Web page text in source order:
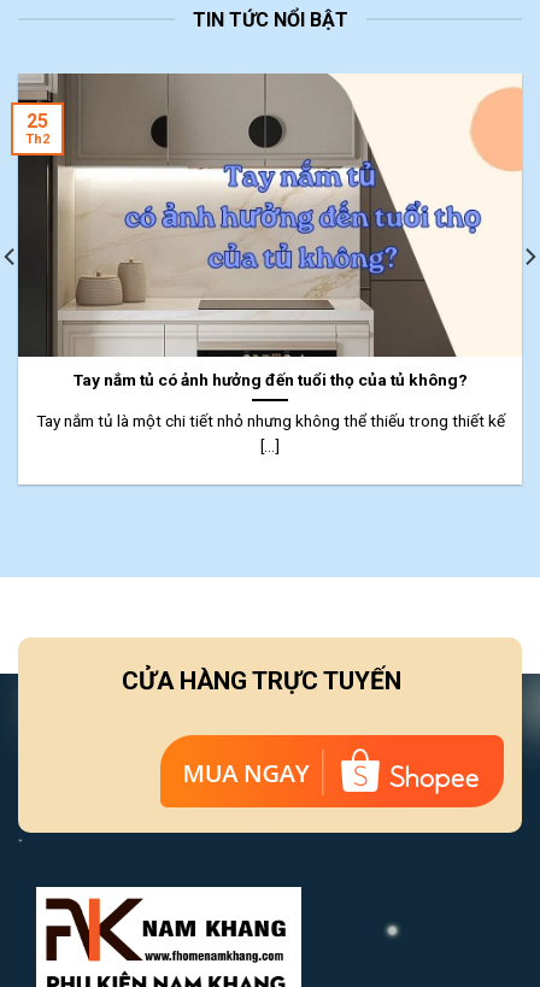
TIN TỨC NỔI BẬT
Tay nắm tủ có ảnh hưởng đến tuổi thọ của tủ không?
Tay nắm tủ là một chi tiết nhỏ nhưng không thể thiếu trong thiết kế
[...]
25
Th2
CỬA HÀNG TRỰC TUYẾN